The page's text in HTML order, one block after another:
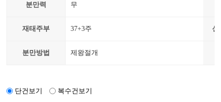
분만력 무
재태주부 37+3주 산
분만방법 제왕절개
단건보기 복수건보기